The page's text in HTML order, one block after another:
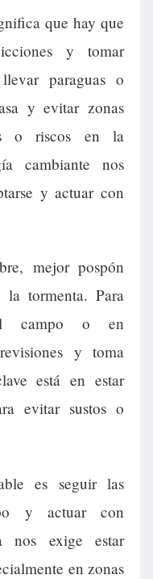
que hay que
y tomar
paraguas o
y evitar zonas
o riscos en la
cambiante nos
y actuar con
mejor pospón
la tormenta. Para
campo o en
y toma
está en estar
evitar sustos o
es seguir las
y actuar con
nos exige estar
en zonas